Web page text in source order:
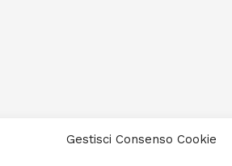
Gestisci Consenso Cookie